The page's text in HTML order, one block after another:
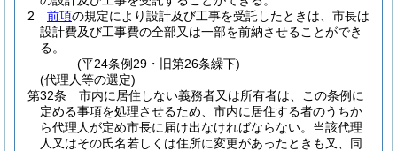
2
前項の規定により設計及び工事を受託したときは、市長は
設計費及び工事費の全部又は一部を前納させることができ
る。
(平24条例29・旧第26条繰下)
(代理人等の選定)
第32条
市内に居住しない義務者又は所有者は、この条例に
定める事項を処理させるため、市内に居住する者のうちか
ら代理人が定め市長に届け出なければならない。 当該代理
人又はその氏名若しくは住所に変更があったときも又、同